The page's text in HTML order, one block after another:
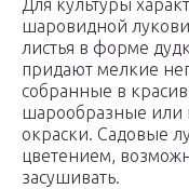
Для культуры
шаровидной
листья в форме
придают мелкие
собранные в
шарообразные или
окраски. Садовые
цветением,
засушивать.